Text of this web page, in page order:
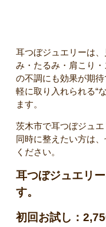
耳つぼジュエリーは
み・たるみ・肩こり
の不調にも効果が期
軽に取り入れられる“
ます。
茨木市で耳つぼジュ
同時に整えたい方は
ください。
耳つぼジュエリ
す。
初回お試し：